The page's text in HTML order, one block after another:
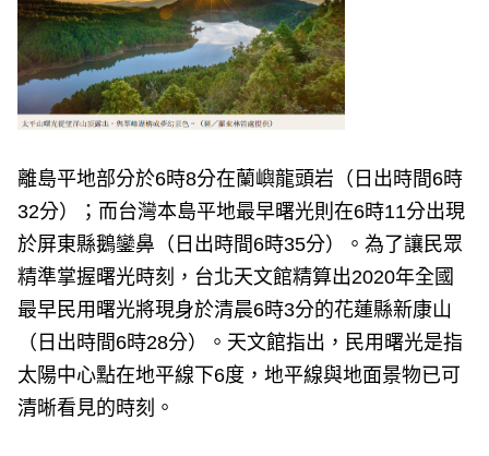
離島平地部分於6時8分在蘭嶼龍頭岩（日出時間6時
32分）；而台灣本島平地最早曙光則在6時11分出現
於屏東縣鵝鑾鼻（日出時間6時35分）。為了讓民眾
精準掌握曙光時刻，台北天文館精算出2020年全國
最早民用曙光將現身於清晨6時3分的花蓮縣新康山
（日出時間6時28分）。天文館指出，民用曙光是指
太陽中心點在地平線下6度，地平線與地面景物已可
清晰看見的時刻。